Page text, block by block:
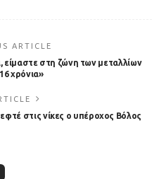
ARTICLE
είμαστε στη ζώνη των μεταλλίων
χρόνια»
στις νίκες ο υπέροχος Βόλος